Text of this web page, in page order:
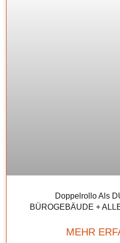
Doppelrollo Als
BÜROGEBÄUDE +
MEHR